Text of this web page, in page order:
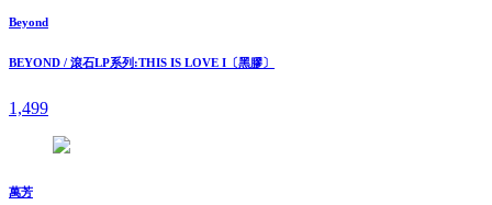
Beyond
BEYOND / 滾石LP系列:THIS IS LOVE I〔黑膠〕
1,499
萬芳